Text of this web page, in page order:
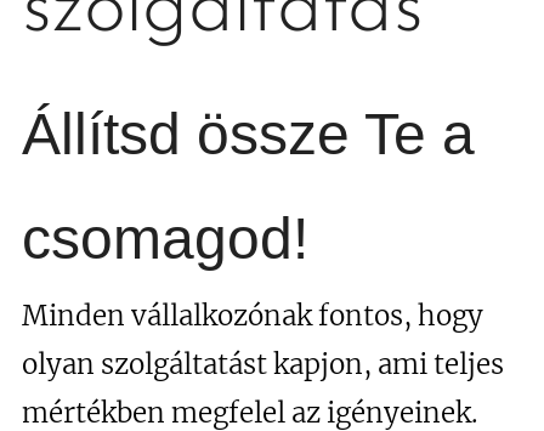
Állítsd össze Te a
csomagod!
Minden vállalkozónak fontos, hogy
olyan szolgáltatást kapjon, ami teljes
mértékben megfelel az igényeinek.